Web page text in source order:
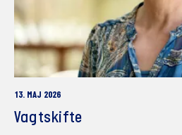
13. MAJ 2026
Vagtskifte